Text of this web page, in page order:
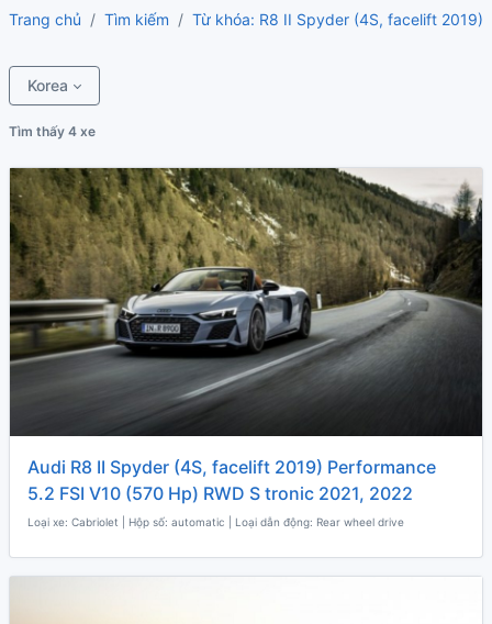
Trang chủ Tìm kiếm Từ khóa: R8 II Spyder (4S, facelift 2019)
Korea
Tìm thấy 4 xe
Audi R8 II Spyder (4S, facelift 2019) Performance
5.2 FSI V10 (570 Hp) RWD S tronic 2021, 2022
Loại xe: Cabriolet | Hộp số: automatic | Loại dẫn động: Rear wheel drive